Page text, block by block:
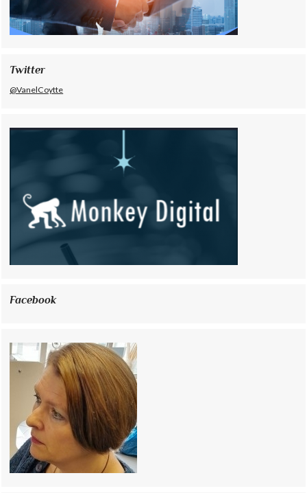
Twitter
@VanelCoytte
Facebook